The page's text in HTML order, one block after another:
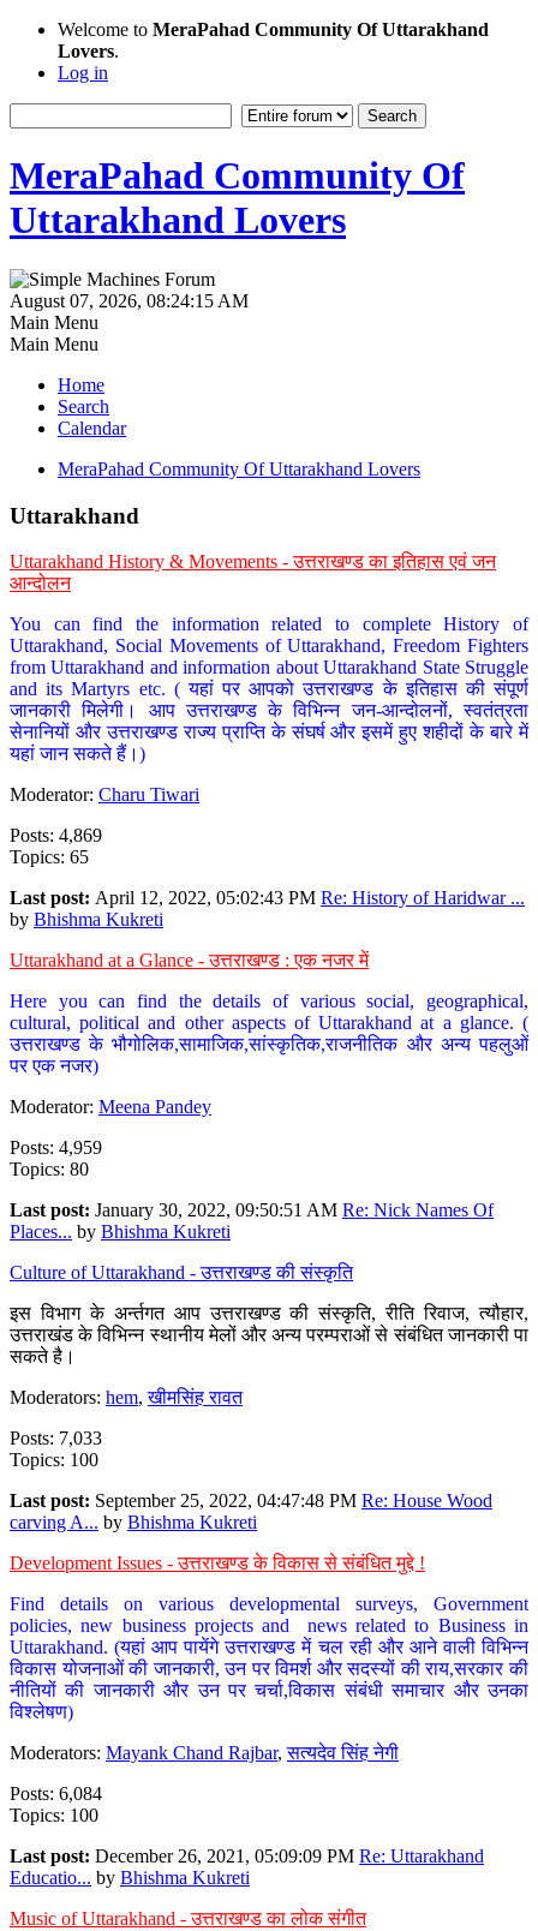
Welcome to MeraPahad Community Of Uttarakhand
Lovers.
Log in
MeraPahad Community Of
Uttarakhand Lovers
August 07, 2026, 08:24:15 AM
Main Menu
Main Menu
Home
Search
Calendar
MeraPahad Community Of Uttarakhand Lovers
Uttarakhand
Uttarakhand History & Movements - उत्तराखण्ड का इतिहास एवं जन
आन्दोलन
You can find the information related to complete History of
Uttarakhand, Social Movements of Uttarakhand, Freedom Fighters
from Uttarakhand and information about Uttarakhand State Struggle
and its Martyrs etc. ( यहां पर आपको उत्तराखण्ड के इतिहास की संपूर्ण
जानकारी मिलेगी। आप उत्तराखण्ड के विभिन्न जन-आन्दोलनों, स्वतंत्रता
सेनानियों और उत्तराखण्ड राज्य प्राप्ति के संघर्ष और इसमें हुए शहीदों के बारे में
यहां जान सकते हैं।)
Moderator: Charu Tiwari
Posts: 4,869
Topics: 65
Last post: April 12, 2022, 05:02:43 PM Re: History of Haridwar ...
by Bhishma Kukreti
Uttarakhand at a Glance - उत्तराखण्ड : एक नजर में
Here you can find the details of various social, geographical,
cultural, political and other aspects of Uttarakhand at a glance. (
उत्तराखण्ड के भौगोलिक,सामाजिक,सांस्कृतिक,राजनीतिक और अन्य पहलुओं
पर एक नजर)
Moderator: Meena Pandey
Posts: 4,959
Topics: 80
Last post: January 30, 2022, 09:50:51 AM Re: Nick Names Of
Places... by Bhishma Kukreti
Culture of Uttarakhand - उत्तराखण्ड की संस्कृति
इस विभाग के अर्न्तगत आप उत्तराखण्ड की संस्कृति, रीति रिवाज, त्यौहार,
उत्तराखंड के विभिन्न स्थानीय मेलों और अन्य परम्पराओं से संबंधित जानकारी पा
सकते है।
Moderators: hem,खीमसिंह रावत
Posts: 7,033
Topics: 100
Last post: September 25, 2022, 04:47:48 PM Re: House Wood
carving A... by Bhishma Kukreti
Development Issues - उत्तराखण्ड के विकास से संबंधित मुद्दे !
Find details on various developmental surveys, Government
policies, new business projects and news related to Business in
Uttarakhand. (यहां आप पायेंगे उत्तराखण्ड में चल रही और आने वाली विभिन्न
विकास योजनाओं की जानकारी, उन पर विमर्श और सदस्यों की राय,सरकार की
नीतियों की जानकारी और उन पर चर्चा,विकास संबंधी समाचार और उनका
विश्लेषण)
Moderators: Mayank Chand Rajbar,सत्यदेव सिंह नेगी
Posts: 6,084
Topics: 100
Last post: December 26, 2021, 05:09:09 PM Re: Uttarakhand
Educatio... by Bhishma Kukreti
Music of Uttarakhand - उत्तराखण्ड का लोक संगीत